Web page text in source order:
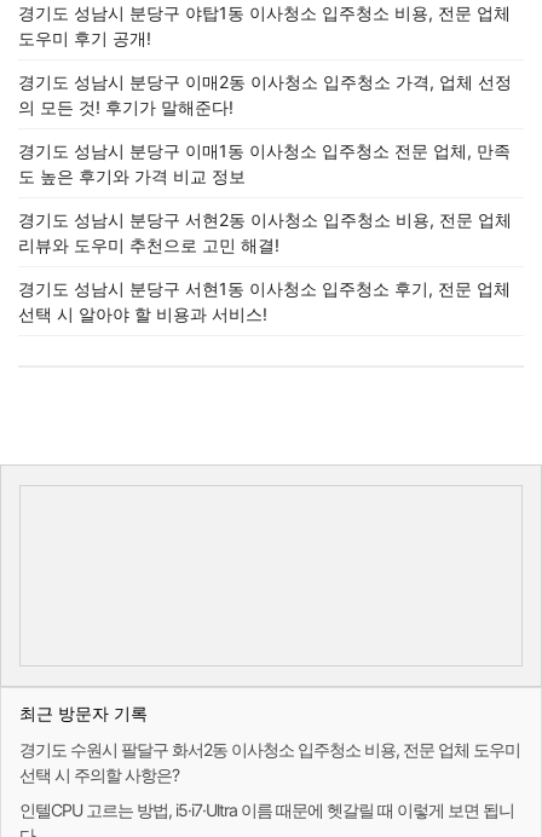
경기도 성남시 분당구 야탑1동 이사청소 입주청소 비용, 전문 업체
도우미 후기 공개!
경기도 성남시 분당구 이매2동 이사청소 입주청소 가격, 업체 선정
의 모든 것! 후기가 말해준다!
경기도 성남시 분당구 이매1동 이사청소 입주청소 전문 업체, 만족
도 높은 후기와 가격 비교 정보
경기도 성남시 분당구 서현2동 이사청소 입주청소 비용, 전문 업체
리뷰와 도우미 추천으로 고민 해결!
경기도 성남시 분당구 서현1동 이사청소 입주청소 후기, 전문 업체
선택 시 알아야 할 비용과 서비스!
최근 방문자 기록
경기도 수원시 팔달구 화서2동 이사청소 입주청소 비용, 전문 업체 도우미
선택 시 주의할 사항은?
인텔CPU 고르는 방법, i5·i7·Ultra 이름 때문에 헷갈릴 때 이렇게 보면 됩니